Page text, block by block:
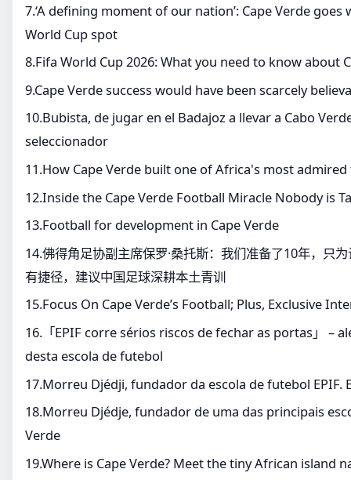
7.‘A defining moment of our nation’: Cape Verde
World Cup spot
8.Fifa World Cup 2026: What you need to know about
9.Cape Verde success would have been scarcely
10.Bubista, de jugar en el Badajoz a llevar a Cabo
seleccionador
11.How Cape Verde built one of Africa's most
12.Inside the Cape Verde Football Miracle Nobody is
13.Football for development in Cape Verde
14.佛得角足协副主席保罗·桑托斯：我们准备了10年，只
有捷径，建议中国足球深耕本土青训
15.Focus On Cape Verde’s Football; Plus, Exclusive
16.「EPIF corre sérios riscos de fechar as portas」 –
desta escola de futebol
17.Morreu Djédji, fundador da escola de futebol EPIF.
18.Morreu Djédje, fundador de uma das principais
Verde
19.Where is Cape Verde? Meet the tiny African island